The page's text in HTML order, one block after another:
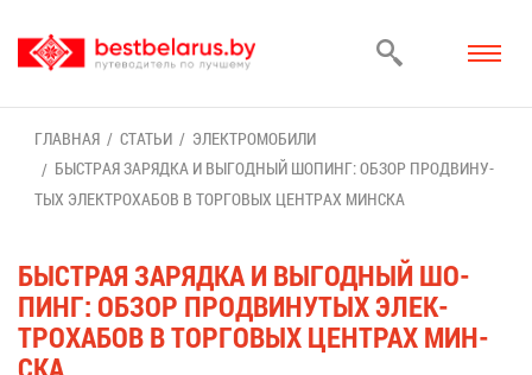
ГЛАВ­НАЯ СТА­ТЬИ
ЭЛЕК­ТРО­МО­БИ­ЛИ
БЫСТ­РАЯ ЗА­РЯД­КА И ВЫ­ГОД­НЫЙ ШО­ПИНГ: ОБ­ЗОР ПРО­ДВИ­НУ­
ТЫХ ЭЛЕК­ТРО­ХА­БОВ В ТОР­ГО­ВЫХ ЦЕН­ТРАХ МИН­СКА
БЫСТ­РАЯ ЗА­РЯД­КА И ВЫ­ГОД­НЫЙ ШО­
ПИНГ: ОБ­ЗОР ПРО­ДВИ­НУ­ТЫХ ЭЛЕК­
ТРО­ХА­БОВ В ТОР­ГО­ВЫХ ЦЕН­ТРАХ МИН­
СКА